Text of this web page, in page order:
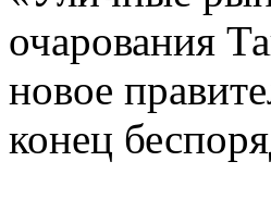
очарования
новое
конец